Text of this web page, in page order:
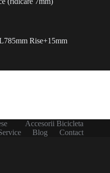
Rise+15mm
Accesorii Bicicleta
Blog
Contact